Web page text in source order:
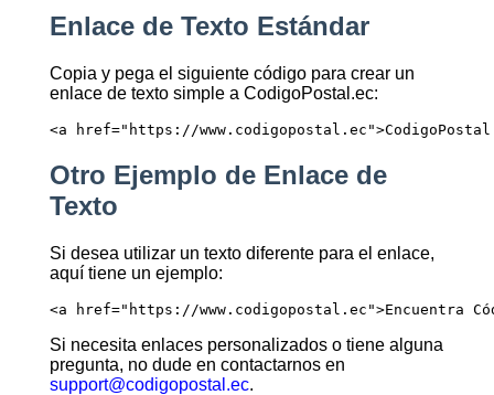
Enlace de Texto Estándar
Copia y pega el siguiente código para crear un
enlace de texto simple a CodigoPostal.ec:
<a href="https://
Otro Ejemplo de Enlace de
Texto
Si desea utilizar un texto diferente para el enlace,
aquí tiene un ejemplo:
<a href="https://www.codigopostal.ec">Encuentra
Si necesita enlaces personalizados o tiene alguna
pregunta, no dude en contactarnos en
support@codigopostal.ec.